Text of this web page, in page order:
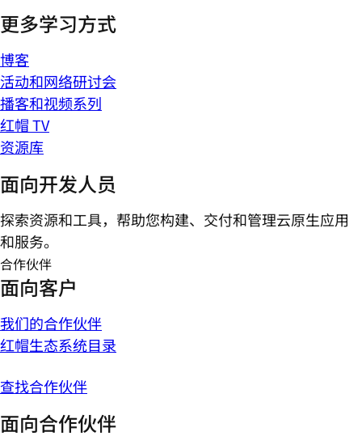
更多学习方式
博客
活动和网络研讨会
播客和视频系列
红帽 TV
资源库
面向开发人员
探索资源和工具，帮助您构建、交付和管理云原生应用
和服务。
合作伙伴
面向客户
我们的合作伙伴
红帽生态系统目录
查找合作伙伴
面向合作伙伴